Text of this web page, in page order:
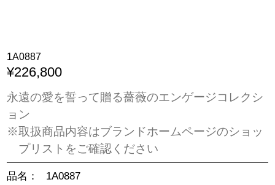
1A0887
¥226,800
永遠の愛を誓って贈る薔薇のエンゲージコレクシ
ョン
※取扱商品内容はブランドホームページのショッ
プリストをご確認ください
品名：
1A0887